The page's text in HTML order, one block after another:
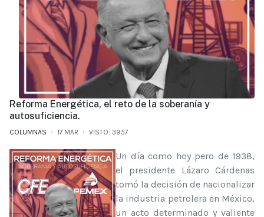
Reforma Energética, el reto de la soberanía y
autosuficiencia.
COLUMNAS 17.MAR VISTO: 3957
Un día como hoy pero de 1938,
el presidente Lázaro Cárdenas
tomó la decisión de nacionalizar
la industria petrolera en México,
un acto determinado y valiente